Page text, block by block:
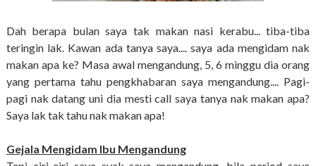
Dah berapa bulan saya tak makan nasi kerabu... tiba-tiba
teringin lak. Kawan ada tanya saya.... saya ada mengidam nak
makan apa ke? Masa awal mengandung, 5, 6 minggu dia orang
yang pertama tahu pengkhabaran saya mengandung.... Pagi-
pagi nak datang uni dia mesti call saya tanya nak makan apa?
Saya lak tak tahu nak makan apa!
Gejala Mengidam Ibu Mengandung